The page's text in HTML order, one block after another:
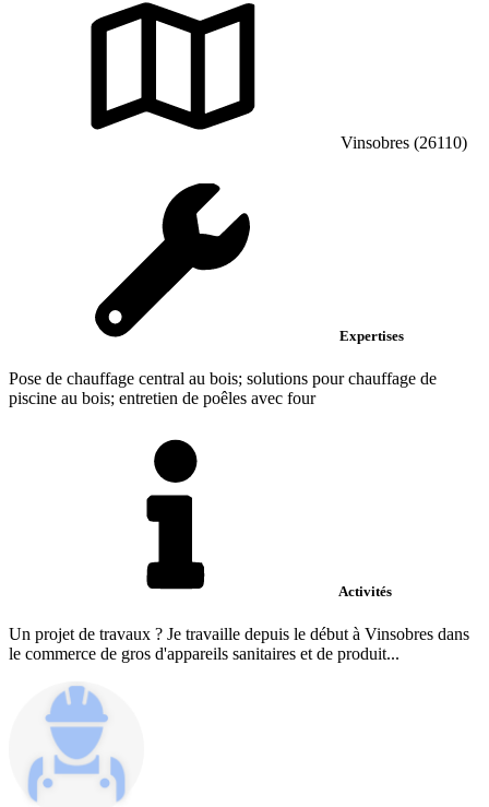
Vinsobres (26110)
Expertises
Pose de chauffage central au bois; solutions pour chauffage de
piscine au bois; entretien de poêles avec four
Activités
Un projet de travaux ? Je travaille depuis le début à Vinsobres dans
le commerce de gros d'appareils sanitaires et de produit...